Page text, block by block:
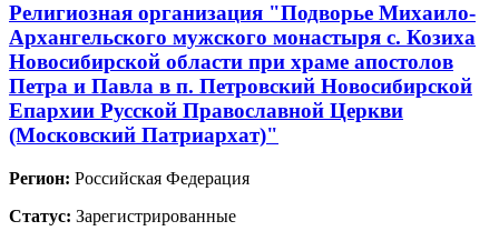
Религиозная организация "Подворье Михаило-
Архангельского мужского монастыря с. Козиха
Новосибирской области при храме апостолов
Петра и Павла в п. Петровский Новосибирской
Епархии Русской Православной Церкви
(Московский Патриархат)"
Регион: Российская Федерация
Статус: Зарегистрированные